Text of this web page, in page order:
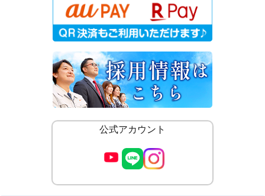
公式アカウント